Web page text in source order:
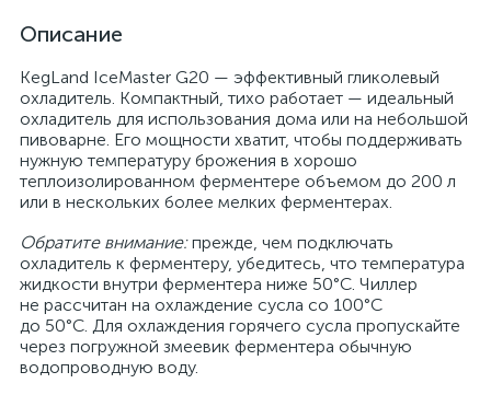
Описание
KegLand IceMaster G20 — эффективный гликолевый
охладитель. Компактный, тихо работает — идеальный
охладитель для использования дома или на небольшой
пивоварне. Его мощности хватит, чтобы поддерживать
нужную температуру брожения в хорошо
теплоизолированном ферментере объемом до 200 л
или в нескольких более мелких ферментерах.
Обратите внимание:прежде, чем подключать
охладитель к ферментеру, убедитесь, что температура
жидкости внутри ферментера ниже 50°С. Чиллер
не рассчитан на охлаждение сусла со 100°С
до 50°С. Для охлаждения горячего сусла пропускайте
через погружной змеевик ферментера обычную
водопроводную воду.